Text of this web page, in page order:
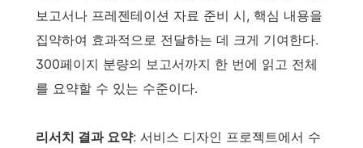
보고서나 프레젠테이션 자료 준비 시, 핵심 내용을
집약하여 효과적으로 전달하는 데 크게 기여한다.
300페이지 분량의 보고서까지 한 번에 읽고 전체
를 요약할 수 있는 수준이다.
리서치 결과 요약: 서비스 디자인 프로젝트에서 수